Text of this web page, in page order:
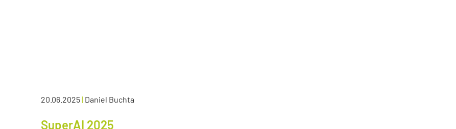
20.06.2025| Daniel Buchta
SuperAI 2025